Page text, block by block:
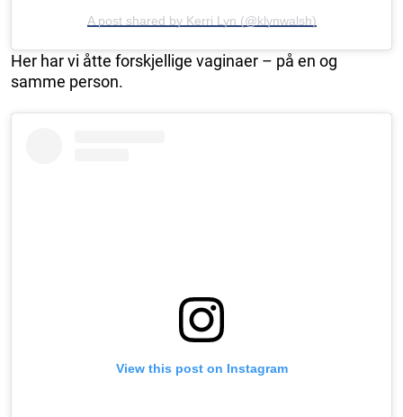
A post shared by Kerri Lyn (@klynwalsh)
Her har vi åtte forskjellige vaginaer – på en og
samme person.
View this post on Instagram